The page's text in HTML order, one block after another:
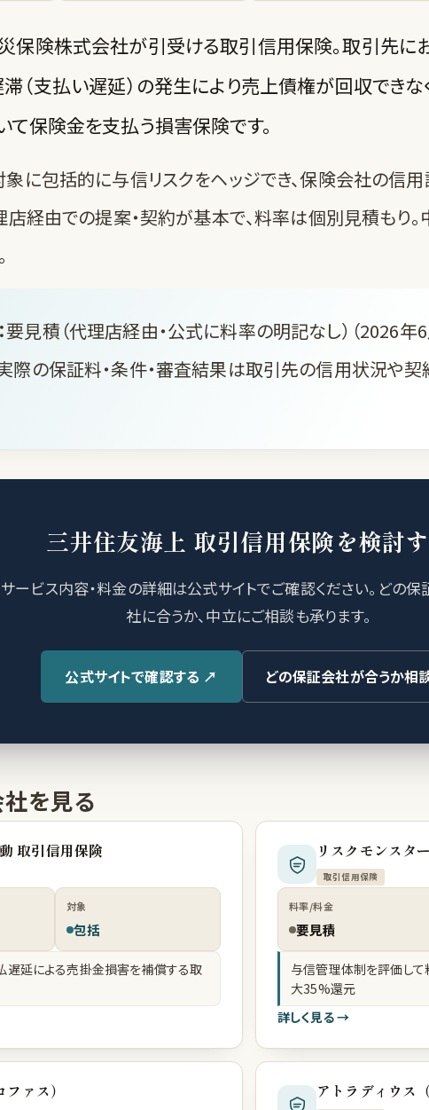
保険株式会社が引受ける取引信用保険。取引先に
（支払い遅延）の発生により売上債権が回収でき
保険金を支払う損害保険です。
に包括的に与信リスクをヘッジでき、保険会社の信用
店経由での提案・契約が基本で、料率は個別見積もり
要見積（代理店経由・公式に料率の明記なし）（2026
実際の保証料・条件・審査結果は取引先の信用状況や
三井住友海上 取引信用保険を検討
サービス内容・料金の詳細は公式サイトでご確認ください。どの
社に合うか、中立にご相談も承ります。
公式サイトで確認する ↗ どの保証会社が合うか相
を見る
取引信用保険
対象
包括
遅延による売掛金損害を補償する取
リスクモンスタ
取引信用保険
料率/料金
要見積
与信管理体制を評価し
大35%還元
詳しく見る →
ァス） アトラディウス